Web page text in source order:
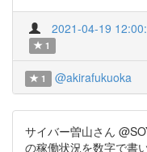
2021-04-19
1
1 @akirafukuoka
サイバー曽山さん
の稼働状況を数字で書